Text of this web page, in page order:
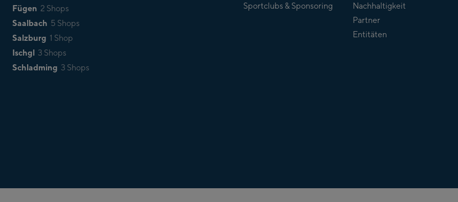
Fügen 2 Shops
Saalbach 5 Shops
Salzburg 1 Shop
Ischgl 3 Shops
Schladming 3 Shops
Sportclubs & Sponsoring
Nachhaltigkeit
Partner
Entitäten